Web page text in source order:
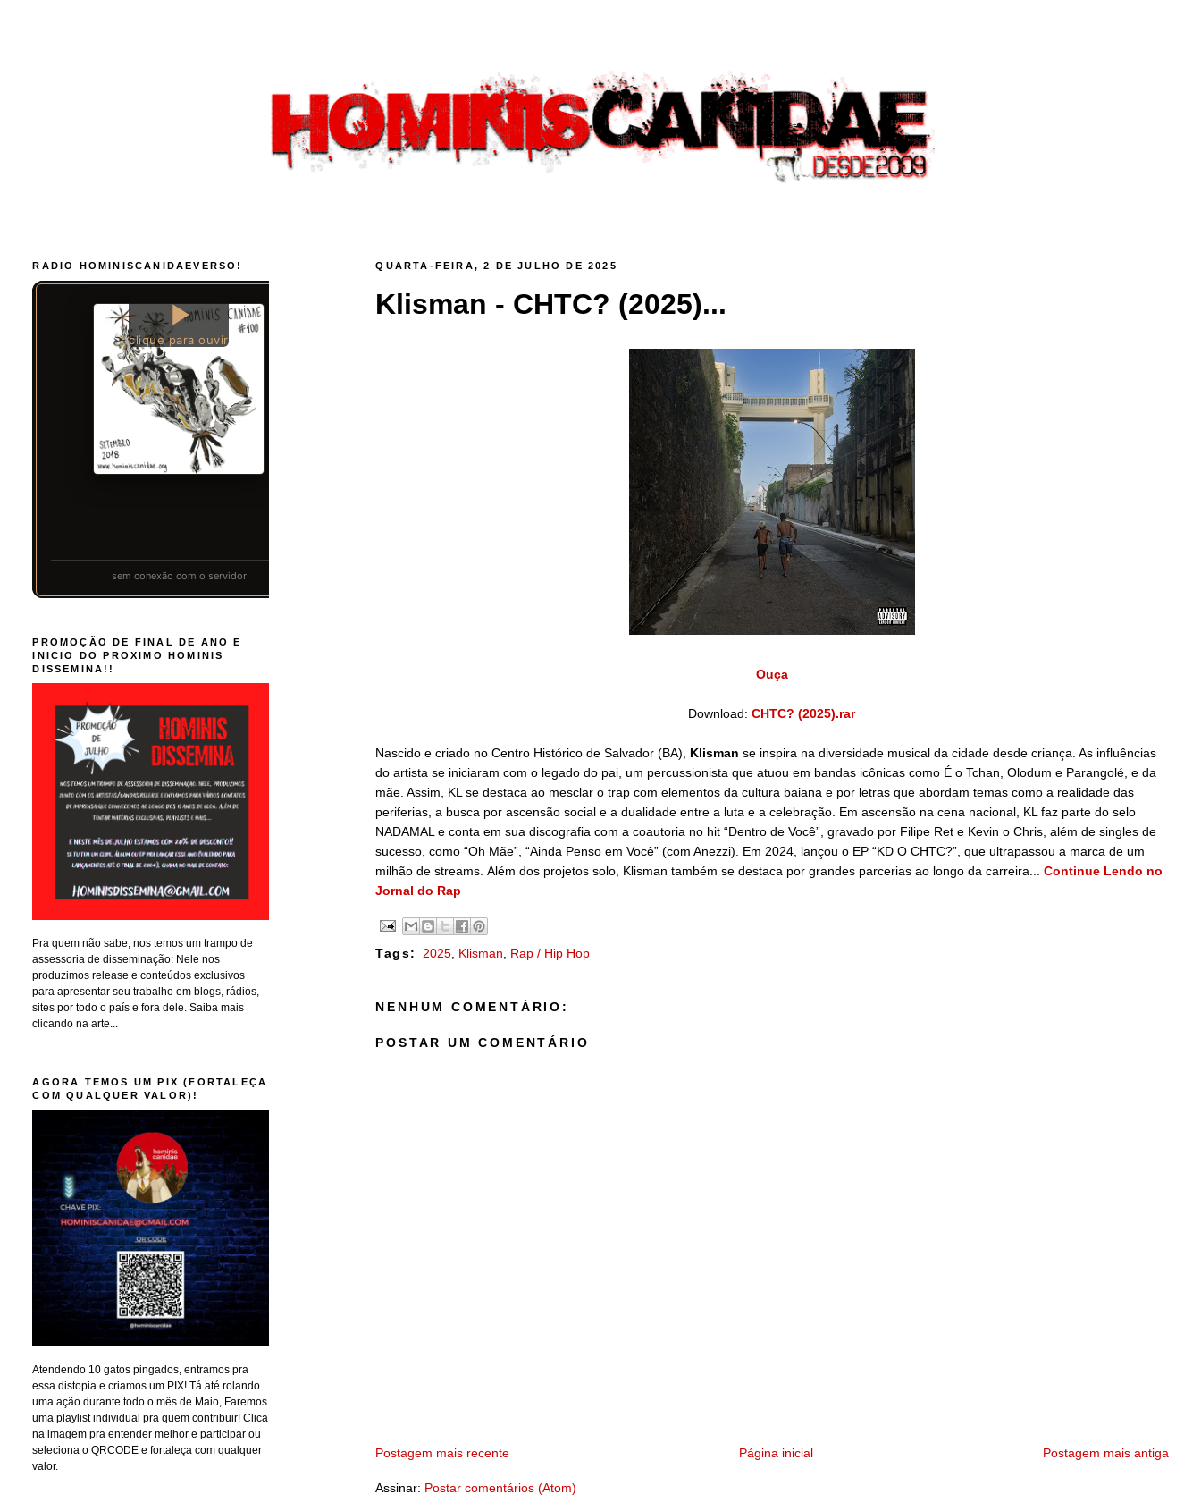
QUARTA-FEIRA, 2 DE JULHO DE 2025
Klisman - CHTC? (2025)...
Ouça
Download:CHTC? (2025).rar
Nascido e criado no Centro Histórico de Salvador (BA), Klismanse inspira na diversidade musical da cidade desde criança. As influências
do artista se iniciaram com o legado do pai, um percussionista que atuou em bandas icônicas como É o Tchan, Olodum e Parangolé, e da
mãe. Assim, KL se destaca ao mesclar o trap com elementos da cultura baiana e por letras que abordam temas como a realidade das
periferias, a busca por ascensão social e a dualidade entre a luta e a celebração. Em ascensão na cena nacional, KL faz parte do selo
NADAMAL e conta em sua discografia com a coautoria no hit “Dentro de Você”, gravado por Filipe Ret e Kevin o Chris, além de singles de
sucesso, como “Oh Mãe”, “Ainda Penso em Você” (com Anezzi). Em 2024, lançou o EP “KD O CHTC?”, que ultrapassou a marca de um
milhão de streams. Além dos projetos solo, Klisman também se destaca por grandes parcerias ao longo da carreira...Continue Lendo no
Jornal do Rap
Tags: 2025 Klisman Rap / Hip Hop
NENHUM COMENTÁRIO:
POSTAR UM COMENTÁRIO
Postagem mais recente Postagem mais antiga
Página inicial
Assinar: Postar comentários (Atom)
RADIO HOMINISCANIDAEVERSO!
PROMOÇÃO DE FINAL DE ANO E
INICIO DO PROXIMO HOMINIS
DISSEMINA!!
Pra quem não sabe, nos temos um trampo de
assessoria de disseminação: Nele nos
produzimos release e conteúdos exclusivos
para apresentar seu trabalho em blogs, rádios,
sites por todo o país e fora dele. Saiba mais
clicando na arte...
AGORA TEMOS UM PIX (FORTALEÇA
COM QUALQUER VALOR)!
Atendendo 10 gatos pingados, entramos pra
essa distopia e criamos um PIX! Tá até rolando
uma ação durante todo o mês de Maio, Faremos
uma playlist individual pra quem contribuir! Clica
na imagem pra entender melhor e participar ou
seleciona o QRCODE e fortaleça com qualquer
valor.